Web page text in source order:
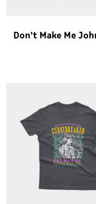
Don’t Make Me